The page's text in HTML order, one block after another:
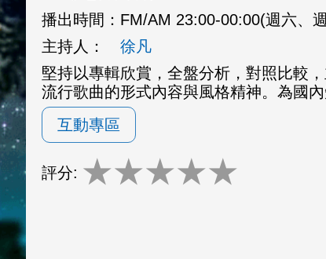
播出時間： FM/AM 23:00-00:00(週六、
主持人：
徐凡
堅持以專輯欣賞，全盤分析，對照比較
流行歌曲的形式內容與風格精神。為國內
互動專區
評分: ★★★★★